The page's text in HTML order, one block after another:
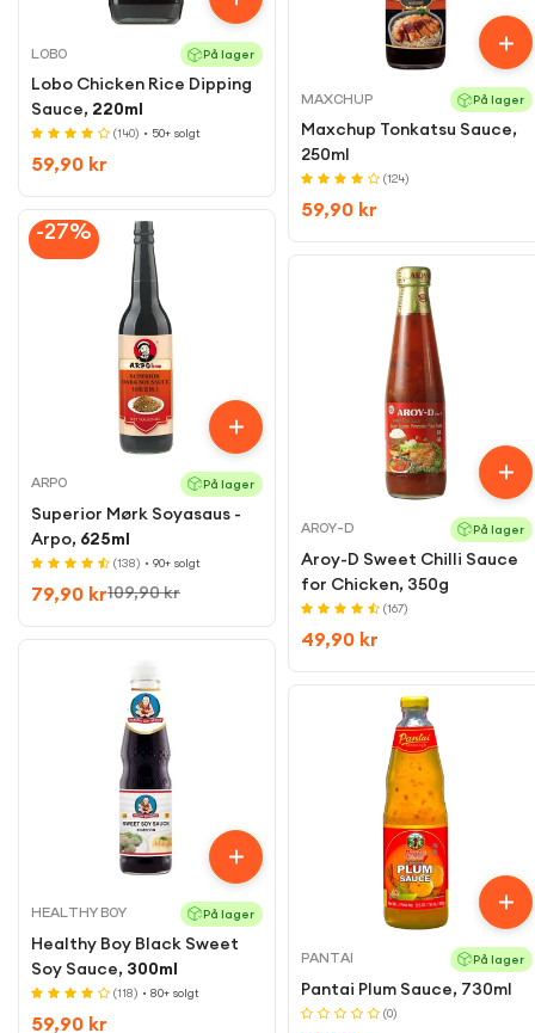
LOBO På lager
Lobo Chicken Rice Dipping
Sauce, 220ml
(140) • 50+ solgt
Regular
59,90 kr
-27%
ARPO På lager
Superior Mørk Soyasaus -
Arpo, 625ml
(138) • 90+ solgt
Sale
79,90 kr
Regular 109,90 kr
HEALTHY BOY På lager
Healthy Boy Black Sweet
Soy Sauce, 300ml
(118) • 80+ solgt
Regular
59,90 kr
MAXCHUP På lager
Maxchup Tonkatsu Sauce,
250ml
(124)
Regular
59,90 kr
AROY-D På lager
Aroy-D Sweet Chilli Sauce
for Chicken, 350g
(167)
Regular
49,90 kr
PANTAI På lager
Pantai Plum Sauce, 730ml
(0)